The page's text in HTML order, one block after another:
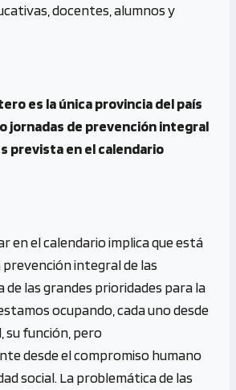
docentes, alumnos y
es la única provincia del país
jornadas de prevención integral
prevista en el calendario
en el calendario implica que está
prevención integral de las
de las grandes prioridades para la
ocupando, cada uno desde
su función, pero
desde el compromiso humano
social. La problemática de las